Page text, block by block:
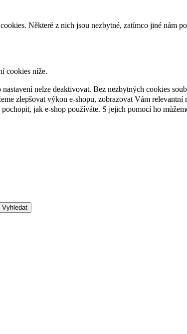
Některé z nich jsou nezbytné, zatímco jiné nám
cookies níže.
nastavení nelze deaktivovat. Bez nezbytných cookies
zlepšovat výkon e-shopu, zobrazovat Vám
jak e-shop používáte. S jejich pomocí ho
Vyhledat